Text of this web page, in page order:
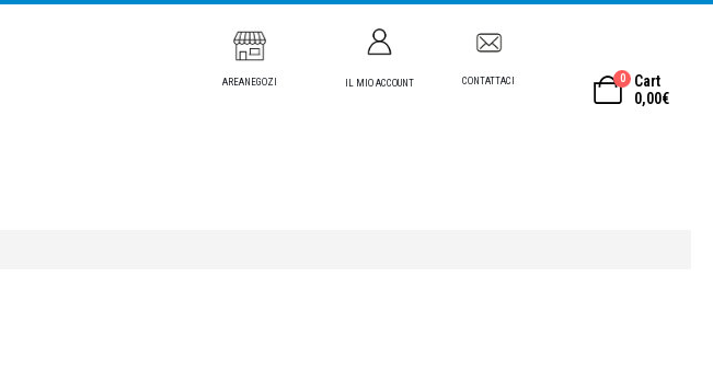
AREANEGOZI IL MIO ACCOUNT CONTATTACI 0
Cart
0,00€